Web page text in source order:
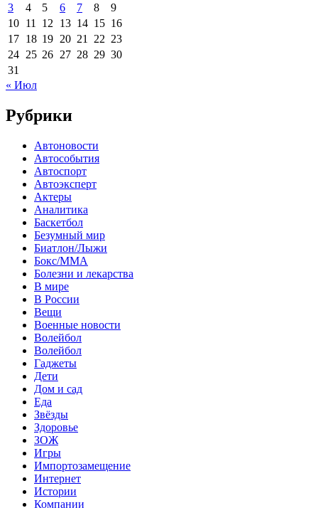
3
4 5 6 7 8
9
10 11 12 13 14 15 16
17 18 19 20 21 22 23
24 25 26 27 28 29 30
31
« Июл
Рубрики
Автоновости
Автособытия
Автоспорт
Автоэксперт
Актеры
Аналитика
Баскетбол
Безумный мир
Биатлон/Лыжи
Бокс/MMA
Болезни и лекарства
В мире
В России
Вещи
Военные новости
Волейбол
Волейбол
Гаджеты
Дети
Дом и сад
Еда
Звёзды
Здоровье
ЗОЖ
Игры
Импортозамещение
Интернет
Истории
Компании